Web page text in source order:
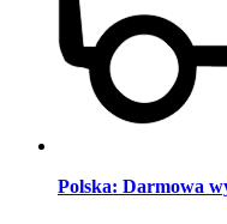
Polska: Darmowa